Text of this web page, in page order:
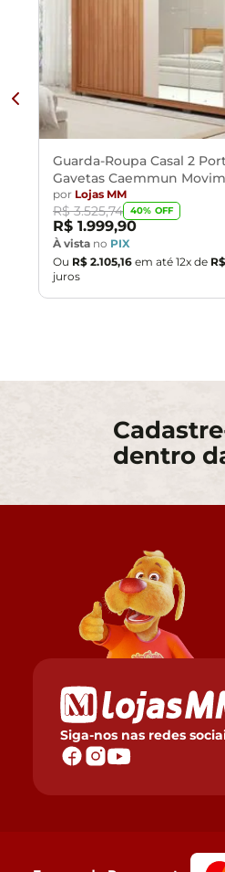
desagrados ou imprevistos
Guarda-Roupa Casal 2
Gavetas Caemmun
por Lojas MM
R$ 3.525,74 40% OFF
R$ 1.999,90
À vista no PIX
Ou R$ 2.105,16 em até 12x de R$
juros
dentro
Siga-nos nas redes